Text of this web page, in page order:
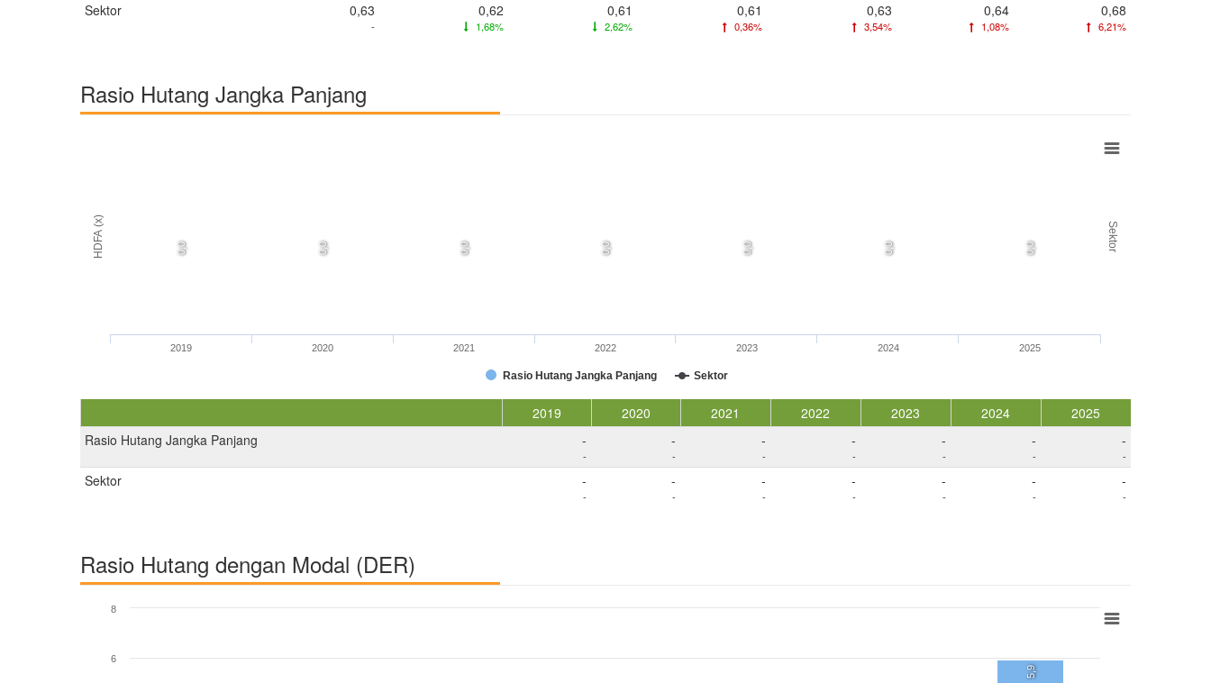
Sektor 0,63
-
0,62
1,68%
0,61
2,62%
0,61
0,36%
0,63
3,54%
0,64
1,08%
0,68
6,21%
Rasio Hutang Jangka Panjang
HDFA (x) Sektor
0,0 0,0 0,0 0,0 0,0 0,0 0,0
Rasio Hutang Jangka Panjang Sektor
2019 2020 2021 2022 2023 2024 2025
2019 2020 2021 2022 2023 2024
2025
Rasio Hutang Jangka Panjang
-
-
-
-
-
-
-
-
-
-
-
-
-
-
Sektor -
-
-
-
-
-
-
-
-
-
-
-
-
-
Rasio Hutang dengan Modal (DER)
5,9
6
8